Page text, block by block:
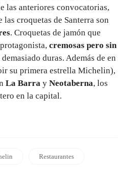
las anteriores convocatorias,
croquetas de Santerra son
. Croquetas de jamón que
cremosas pero sin
duras. Además de en
su primera estrella Michelin),
La Barra y Neotaberna, los
en la capital.
Restaurantes